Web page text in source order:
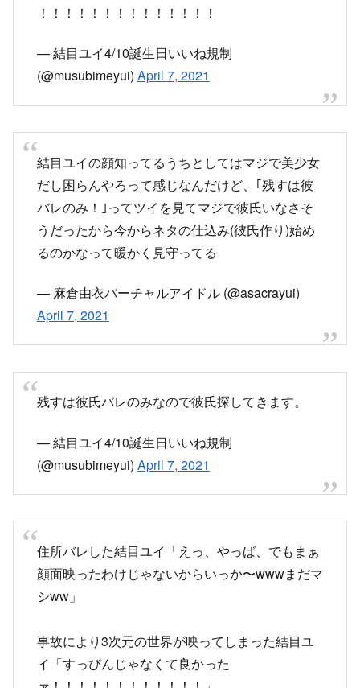
— 麻倉由衣バーチャルアイドル (@asacrayui)
残すは彼氏バレのみなので彼氏探してきます。
— 結目ユイ4/10誕生日いいね規制
(@musubimeyui)April 7, 2021
住所バレした結目ユイ「えっ、やっば、でもまぁ
事故により3次元の世界が映ってしまった結目ユ
ァ！！！！！！！！！！！！」
良くはない
— 結目ユイ4/10誕生日いいね規制
(@musubimeyui)April 7, 2021
メアド、住所、本名バレした時も、今回の時空が
歪んで3次元の世界が映り込んでしまった時も、
本人だけが言って何一つ情報が落ちてないからた